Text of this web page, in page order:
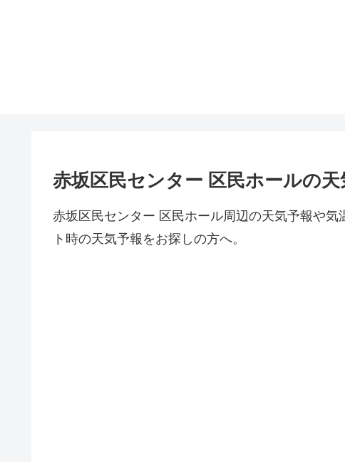
赤坂区民センター 区民ホールの
赤坂区民センター 区民ホール周辺の天気予報や
ト時の天気予報をお探しの方へ。